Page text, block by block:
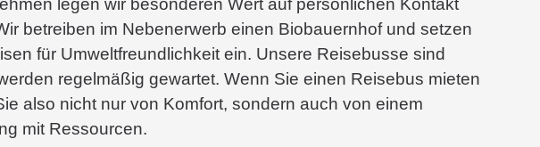
legen wir besonderen Wert auf persönlichen Kontakt
betreiben im Nebenerwerb einen Biobauernhof und setzen
für Umweltfreundlichkeit ein. Unsere Reisebusse sind
regelmäßig gewartet. Wenn Sie einen Reisebus mieten
also nicht nur von Komfort, sondern auch von einem
mit Ressourcen.